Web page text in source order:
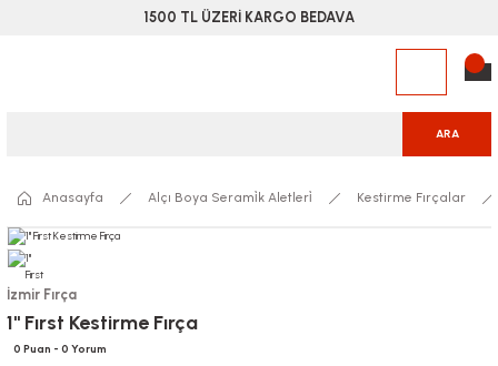
1500 TL ÜZERİ KARGO BEDAVA
ARA
Anasayfa Alçı Boya Serami̇k Aletleri̇ Kestirme Fırçalar
İzmir Fırça
1'' Fırst Kestirme Fırça
0 Puan - 0 Yorum